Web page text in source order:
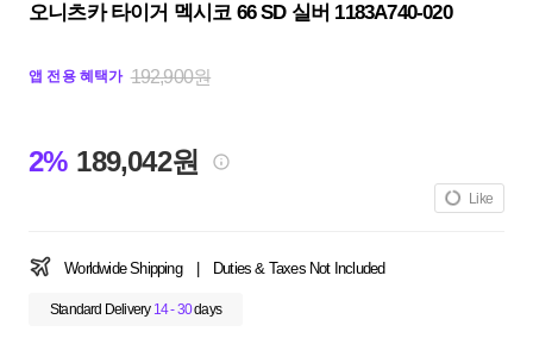
오니츠카 타이거 멕시코 66 SD 실버 1183A740-020
앱 전용 혜택가 192,900원
2% 189,042원
Like
Worldwide Shipping Duties & Taxes Not Included
Standard Delivery 14 - 30days